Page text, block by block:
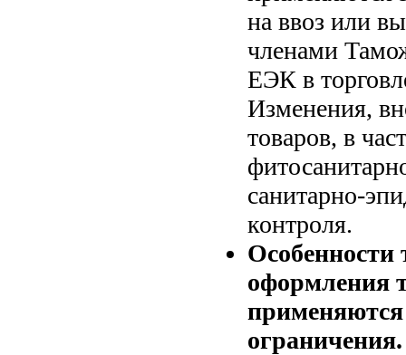
на ввоз или
членами
ЕЭК в
Изменения,
товаров, в
санитарно-
контроля.
Особенности
оформления
ограничения.